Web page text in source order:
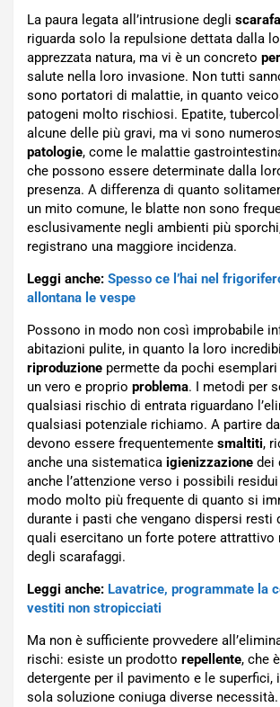
La paura legata all’intrusione degli
riguarda solo la repulsione dettata dalla
apprezzata natura, ma vi è un concreto
salute nella loro invasione. Non tutti
sono portatori di malattie, in quanto
patogeni molto rischiosi. Epatite,
alcune delle più gravi, ma vi sono
patologie, come le malattie
che possono essere determinate dalla
presenza. A differenza di quanto
un mito comune, le blatte non sono
esclusivamente negli ambienti più
registrano una maggiore incidenza.
Leggi anche: Spesso ce l’hai nel
allontana le vespe
Possono in modo non così improbabile
abitazioni pulite, in quanto la loro
riproduzione permette da pochi
un vero e proprio problema. I metodi per
qualsiasi rischio di entrata riguardano
qualsiasi potenziale richiamo. A partire
devono essere frequentemente smaltiti,
anche una sistematica igienizzazione dei
anche l’attenzione verso i possibili
modo molto più frequente di quanto si
durante i pasti che vengano dispersi resti
quali esercitano un forte potere attrattivo
degli scarafaggi.
Leggi anche: Lavatrice, programmate la
vestiti non stropicciati
Ma non è sufficiente provvedere
rischi: esiste un prodotto repellente, che
detergente per il pavimento e le superfici,
sola soluzione coniuga diverse